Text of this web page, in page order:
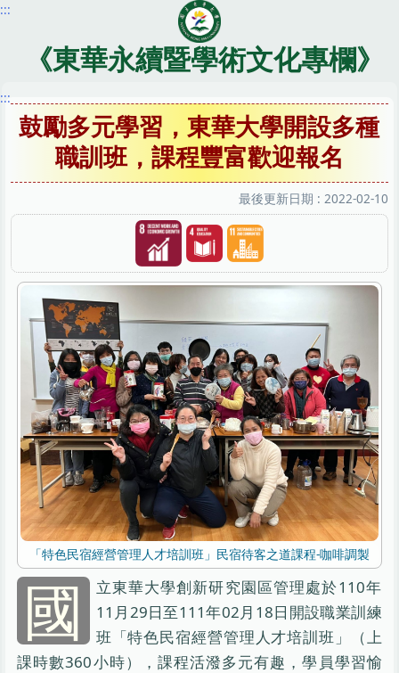
跳
內
區
:::
《東華永續暨學術文化專欄》
:::
鼓勵多元學習，東華大學開設多種
職訓班，課程豐富歡迎報名
最後更新日期 : 2022-02-10
「特色民宿經營管理人才培訓班」民宿待客之道課程-咖啡調製
國
立東華大學創新研究園區管理處於110年
11月29日至111年02月18日開設職業訓練
班「特色民宿經營管理人才培訓班」（上
課時數360小時），課程活潑多元有趣，學員學習愉